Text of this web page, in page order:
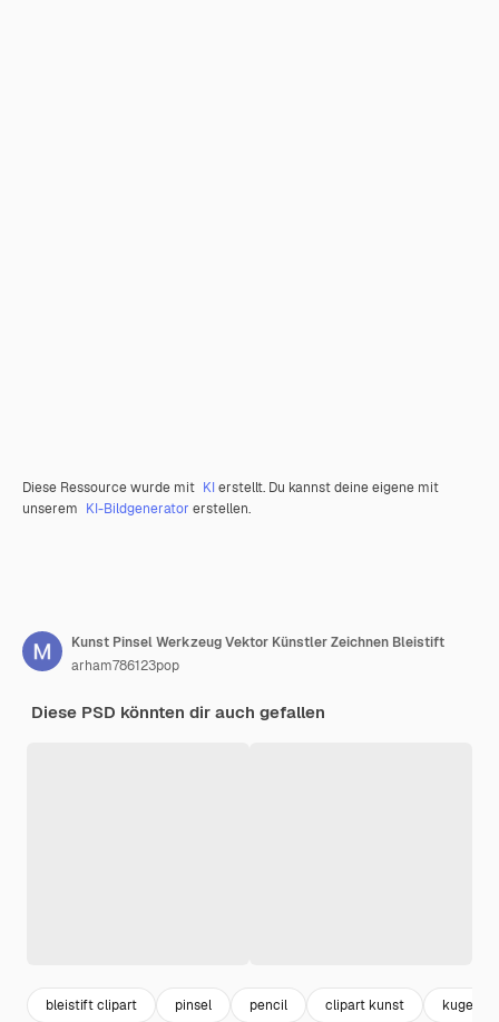
Diese Ressource wurde mit KIerstellt. Du kannst deine eigene mit
unserem KI-Bildgenerator erstellen.
Kunst Pinsel Werkzeug Vektor Künstler Zeichnen Bleistift
arham786123pop
Diese PSD könnten dir auch gefallen
bleistift clipart pinsel pencil clipart kunst